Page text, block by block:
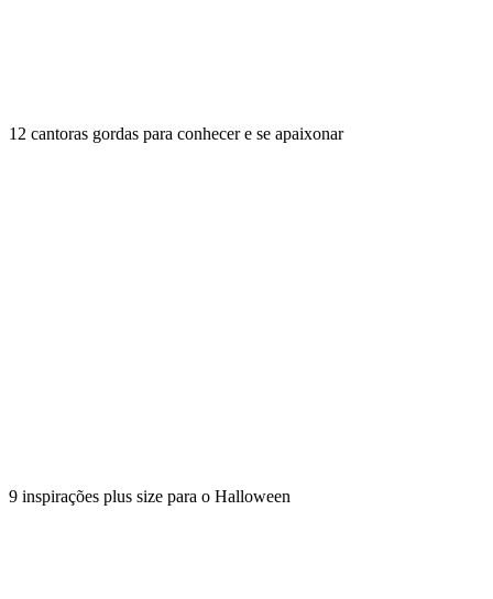
12 cantoras gordas para conhecer e se apaixonar
9 inspirações plus size para o Halloween